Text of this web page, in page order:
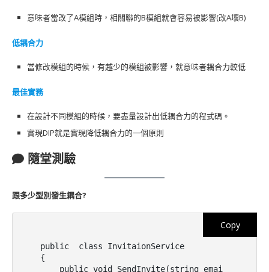
意味者當改了A模組時，相關聯的B模組就會容易被影響(改A壞B)
低耦合力
當修改模組的時候，有越少的模組被影響，就意味者耦合力較低
最佳實務
在設計不同模組的時候，要盡量設計出低耦合力的程式碼。
實現DIP就是實現降低耦合力的一個原則
隨堂測驗
跟多少型別發生耦合?
Copy
public  class InvitaionService
{